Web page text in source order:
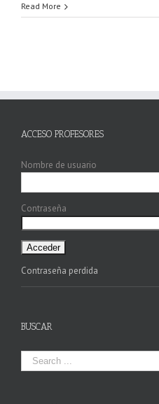
Read More
ACCESO PROFESORES
Nombre de usuario
Contraseña
Contraseña perdida
BUSCAR